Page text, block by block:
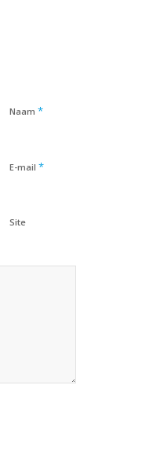
Naam *
E-mail *
Site